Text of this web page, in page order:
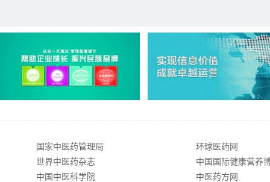
国家中医药管理局
世界中医药杂志
中国中医科学院
环球医药网
中国国际健康营养
中医药方网